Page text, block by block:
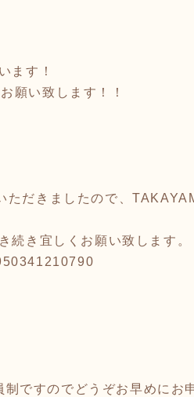
ます！
願い致します！！
だきましたので、
続き宜しくお願い致します。
ですのでどうぞお早めにお